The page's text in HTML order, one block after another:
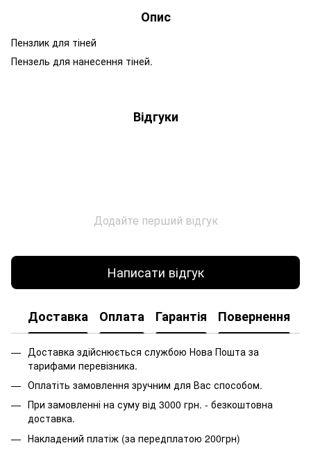
Опис
Пензлик для тіней
Пензель для нанесення тіней.
Відгуки
Додайте перший відгук
Написати відгук
Доставка Оплата Гарантія Повернення
Доставка здійснюється службою Нова Пошта за
тарифами перевізника.
Оплатіть замовлення зручним для Вас способом.
При замовленні на суму від 3000 грн. - безкоштовна
доставка.
Накладений платіж (за передплатою 200грн)